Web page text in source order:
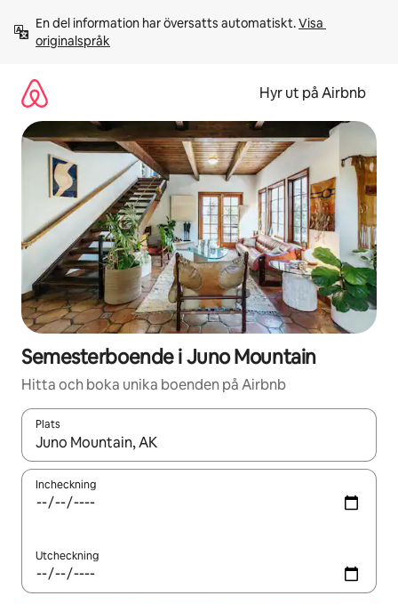
innehåll
En del information har översatts automatiskt. Visa
originalspråk
Hyr ut på Airbnb
Semesterboende i Juno Mountain
Hitta och boka unika boenden på Airbnb
Plats
När resultaten är tillgängliga kan du navigera med upp- och
Incheckning
Utcheckning